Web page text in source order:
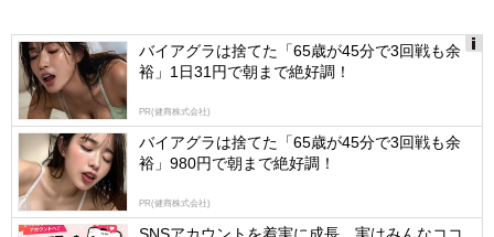
バイアグラは捨てた「65歳が45分で3回戦も余
裕」1日31円で朝まで絶好調！
PR(健商株式会社)
バイアグラは捨てた「65歳が45分で3回戦も余
裕」980円で朝まで絶好調！
PR(健商株式会社)